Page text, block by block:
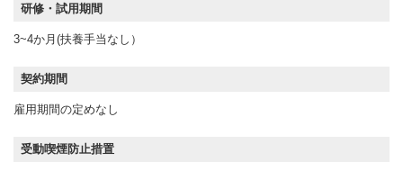
研修・試用期間
3~4か月(扶養手当なし）
契約期間
雇用期間の定めなし
受動喫煙防止措置